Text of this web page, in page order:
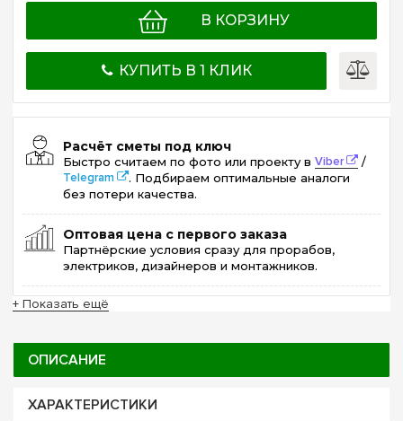
В КОРЗИНУ
КУПИТЬ В 1 КЛИК
Расчёт сметы под ключ
Быстро считаем по фото или проекту в Viber
/
Telegram
. Подбираем оптимальные аналоги
без потери качества.
Оптовая цена с первого заказа
Партнёрские условия сразу для прорабов,
электриков, дизайнеров и монтажников.
+ Показать ещё
ОПИСАНИЕ
ХАРАКТЕРИСТИКИ